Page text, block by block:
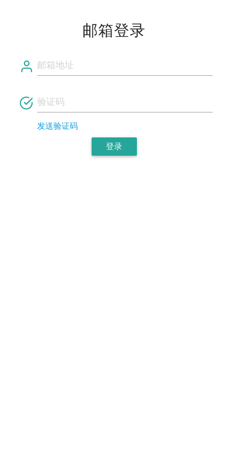
邮箱登录
发送验证码
登录